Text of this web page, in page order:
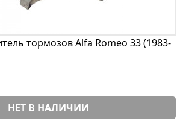
тормозов Alfa Romeo 33 (1983-
НЕТ В НАЛИЧИИ